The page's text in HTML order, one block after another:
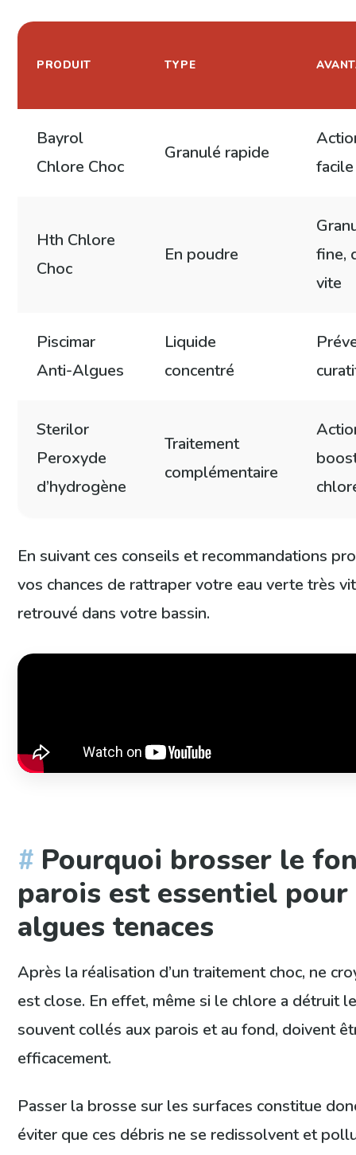
PRODUIT TYPE
Bayrol
Chlore Choc
Granulé rapide
Hth Chlore
Choc
En poudre
fine,
vite
Piscimar
Anti-Algues
Liquide
concentré
Sterilor
Peroxyde
d’hydrogène
Traitement
complémentaire
En suivant ces conseils et recommandations
vos chances de rattraper votre eau verte très
retrouvé dans votre bassin.
Pourquoi brosser le
parois est essentiel
algues tenaces
Après la réalisation d’un traitement choc, ne
est close. En effet, même si le chlore a détruit
souvent collés aux parois et au fond, doivent
efficacement.
Passer la brosse sur les surfaces constitue
éviter que ces débris ne se redissolvent et